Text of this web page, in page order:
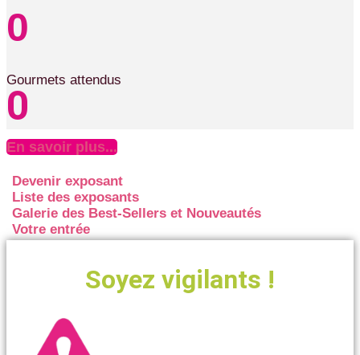
0
Gourmets attendus
0
En savoir plus...
Devenir exposant
Liste des exposants
Galerie des Best-Sellers et Nouveautés
Votre entrée
Soyez vigilants !